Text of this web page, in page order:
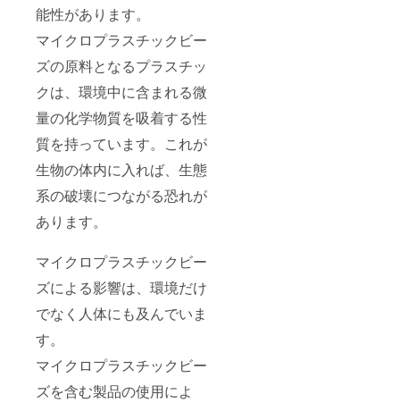
能性があります。
マイクロプラスチックビー
ズの原料となるプラスチッ
クは、環境中に含まれる微
量の化学物質を吸着する性
質を持っています。これが
生物の体内に入れば、生態
系の破壊につながる恐れが
あります。
マイクロプラスチックビー
ズによる影響は、環境だけ
でなく人体にも及んでいま
す。
マイクロプラスチックビー
ズを含む製品の使用によ